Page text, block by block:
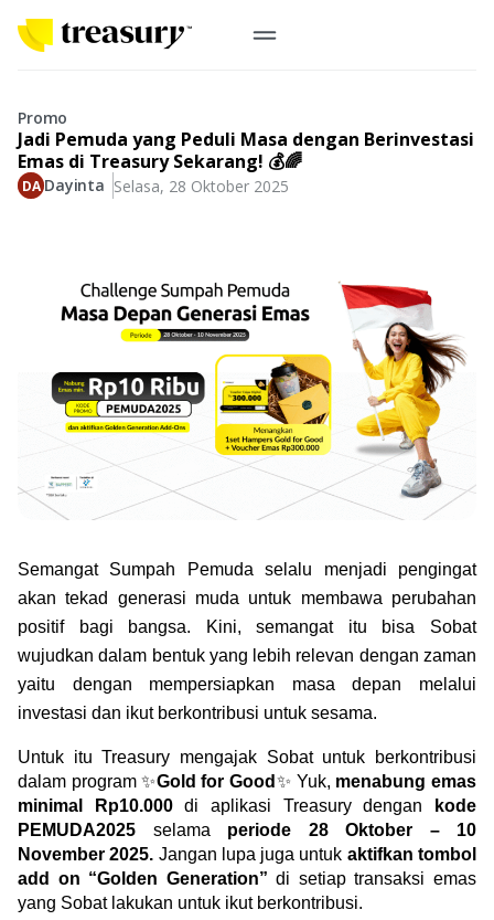
Emas Fisik
Koin Emas
Koin Nusantara, Lunar & Custom
Perhiasan
From Story
Buyback
Jual emas kamu ke Treasury
Perusahaan
Gold for Good
Berkontribusi pada hal yang benar-benar berarti
#BuatMasaDepan
Green Gold
Profile
Tata Kelola
Indonesia
Indonesia
Promo
Jadi Pemuda yang Peduli Masa dengan Berinvestasi
Emas di Treasury Sekarang! 💰🌈
Dayinta Selasa, 28 Oktober 2025
Semangat Sumpah Pemuda selalu menjadi pengingat
akan tekad generasi muda untuk membawa perubahan
positif bagi bangsa. Kini, semangat itu bisa Sobat
wujudkan dalam bentuk yang lebih relevan dengan zaman
yaitu dengan mempersiapkan masa depan melalui
investasi dan ikut berkontribusi untuk sesama.
Untuk itu Treasury mengajak Sobat untuk berkontribusi
dalam program ✨Gold for Good ✨ Yuk, menabung emas
minimal Rp10.000 di aplikasi Treasury dengan kode
PEMUDA2025 selama periode 28 Oktober – 10
November 2025. Jangan lupa juga untuk aktifkan tombol
add on “Golden Generation” di setiap transaksi emas
yang Sobat lakukan untuk ikut berkontribusi.